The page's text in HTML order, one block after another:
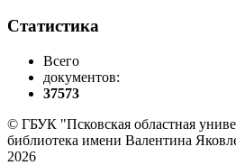
Статистика
Всего
документов:
37573
© ГБУК "Псковская областная
библиотека имени Валентина
2026